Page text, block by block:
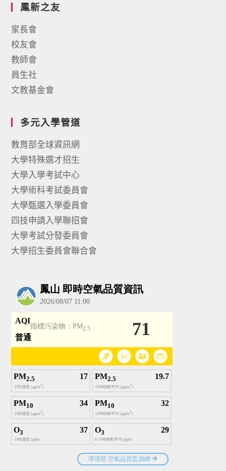
鳳新之友
家長會
校友會
教師會
員生社
文教基金會
多元入學管道
教育部全球資訊網
大學特殊選才招生
大學入學考試中心
大學術科考試委員會
大學甄選入學委員會
四技申請入學聯招會
大學考試分發委員會
大學招生委員會聯合會